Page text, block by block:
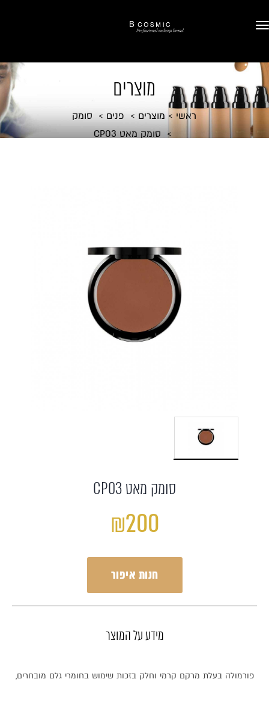
מוצרים
ראשי מוצרים פנים
סומק
סומק מאט CP03
סומק מאט CP03
₪200
חנות איפור
מידע על המוצר
פורמולה בעלת מרקם קרמי וחלק בזכות שימוש בחומרי גלם מובחרים,